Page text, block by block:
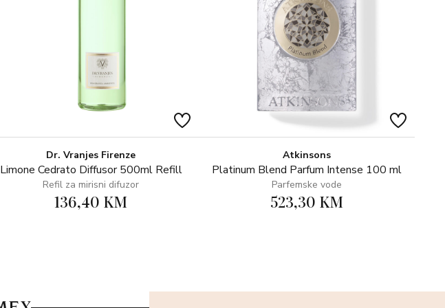
Dr. Vranjes Firenze
Limone Cedrato Diffusor 500ml Refill
Refil za mirisni difuzor
136,40 KM
Atkinsons
Platinum Blend Parfum Intense 100 ml
Parfemske vode
523,30 KM